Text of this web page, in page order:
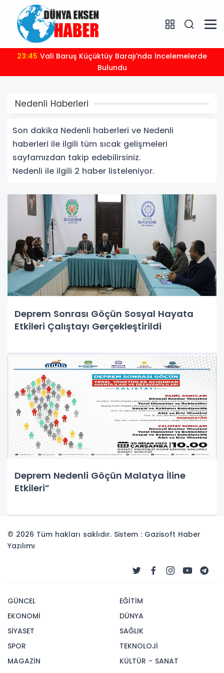
23:45
Bulundu
Nedenli Haberleri
Son dakika Nedenli haberleri ve Nedenli
haberleri ile ilgili tüm sıcak gelişmeleri
sayfamızdan takip edebilirsiniz.
Nedenli ile ilgili 2 haber listeleniyor.
Deprem Sonrası Göçün Sosyal Hayata
Etkileri Çalıştayı Gerçekleştirildi
Deprem Nedenli Göçün Malatya İline
Etkileri”
© 2026 Tüm hakları saklıdır. Sistem : Gazisoft Haber
Yazılımı
GÜNCEL
EKONOMİ
SİYASET
SPOR
MAGAZİN
EĞİTİM
DÜNYA
SAĞLIK
TEKNOLOJİ
KÜLTÜR - SANAT